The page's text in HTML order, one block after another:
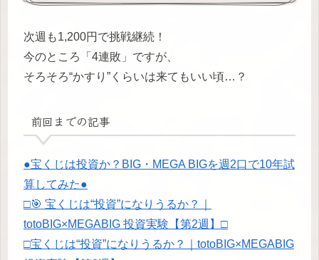
次週も1,200円で挑戦継続！
今のところ「4連敗」ですが、
そろそろ“かすり”くらいは来てもいい頃…？
前回までの記事
●宝くじは投資か？BIG・MEGA BIGを週2口で10年試
算してみた●
□🎯 宝くじは“投資”になりうるか？｜
totoBIG×MEGABIG 投資実験【第2週】□
□宝くじは“投資”になりうるか？｜totoBIG×MEGABIG